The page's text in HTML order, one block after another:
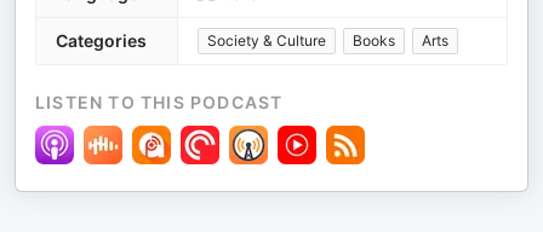
Categories Society & Culture Books Arts
LISTEN TO THIS PODCAST